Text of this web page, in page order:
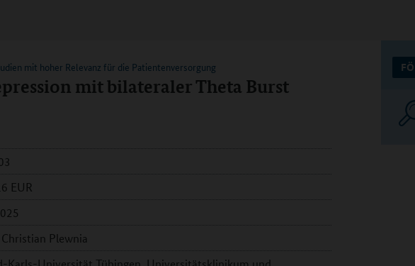
mit hoher Relevanz für die Patientenversorgung
mit bilateraler Theta Burst
EUR
Plewnia